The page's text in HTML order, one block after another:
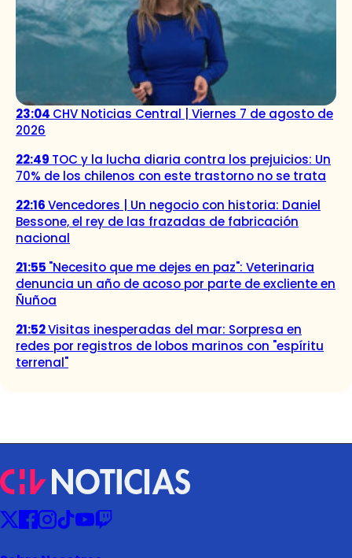
23:04 CHV Noticias Central | Viernes 7 de agosto de
2026
22:49 TOC y la lucha diaria contra los prejuicios: Un
70% de los chilenos con este trastorno no se trata
22:16Vencedores | Un negocio con historia: Daniel
Bessone, el rey de las frazadas de fabricación
nacional
21:55 "Necesito que me dejes en paz": Veterinaria
denuncia un año de acoso por parte de excliente en
Ñuñoa
21:52Visitas inesperadas del mar: Sorpresa en
redes por registros de lobos marinos con "espíritu
terrenal"